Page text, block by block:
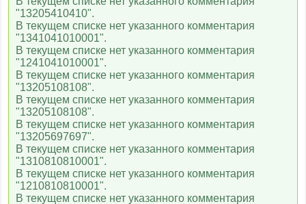
"13205410410".
В текущем списке нет указанного комментария
"1341041010001".
В текущем списке нет указанного комментария
"1241041010001".
В текущем списке нет указанного комментария
"13205108108".
В текущем списке нет указанного комментария
"13205108108".
В текущем списке нет указанного комментария
"13205697697".
В текущем списке нет указанного комментария
"1310810810001".
В текущем списке нет указанного комментария
"1210810810001".
В текущем списке нет указанного комментария